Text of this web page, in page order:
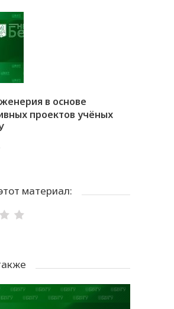
в основе
проектов учёных
материал: